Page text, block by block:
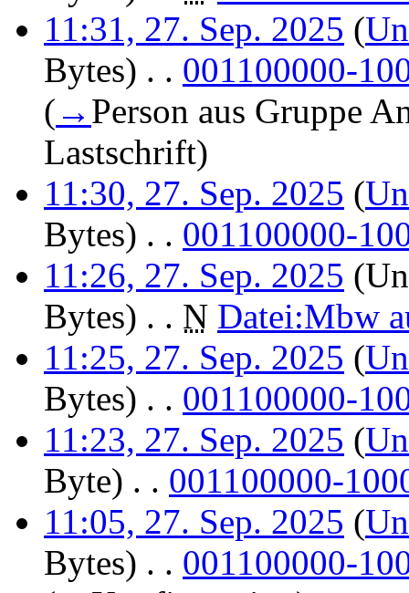
11:31, 27. Sep. 2025 (
Bytes) . . 001100000-
( → Person aus Gruppe
Lastschrift)
11:30, 27. Sep. 2025 (
Bytes) . . 001100000-
11:26, 27. Sep. 2025
Bytes) . . N Datei:Mbw
11:25, 27. Sep. 2025 (
Bytes) . . 001100000-
11:23, 27. Sep. 2025 (
Byte) . . 001100000-
11:05, 27. Sep. 2025 (
Bytes) . . 001100000-